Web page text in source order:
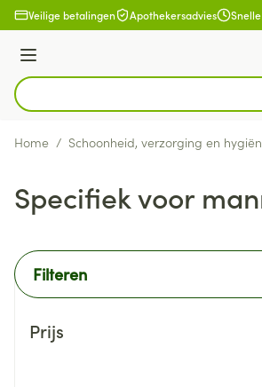
Ga naar de inhoud
Veilige betalingen Apothekersadvies
Menu
Product, merk, categorie...
Home / Schoonheid, verzorging en
Specifiek voor
Filteren
Prijs